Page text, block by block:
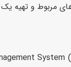
و تهیه یک